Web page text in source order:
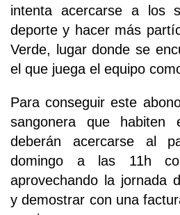
intenta acercarse a los
deporte y hacer más
Verde, lugar donde se
el que juega el equipo
Para conseguir este
sangonera que
deberán acercarse al
domingo a las 11h
aprovechando la jornada
y demostrar con una